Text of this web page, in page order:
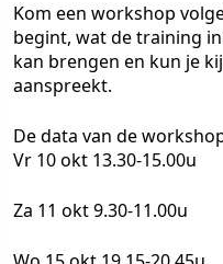
Kom een workshop
begint, wat de training
kan brengen en kun je
aanspreekt.
De data van de
Vr 10 okt 13.30-15.00u
Za 11 okt 9.30-11.00u